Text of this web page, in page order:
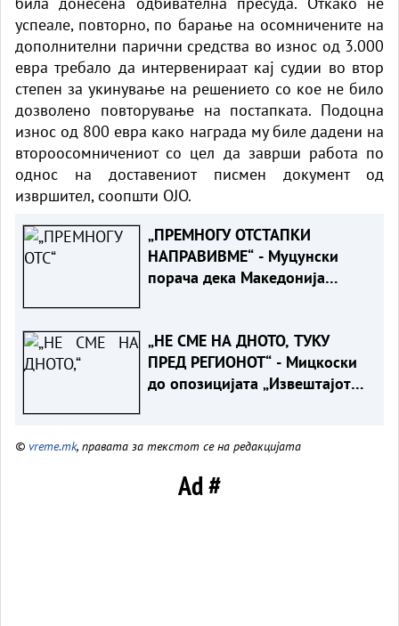
успеале, повторно, по барање на осомничените на
дополнителни парични средства во износ од 3.000
евра требало да интервенираат кај судии во втор
степен за укинување на решението со кое не било
дозволено повторување на постапката. Подоцна
износ од 800 евра како награда му биле дадени на
второосомничениот со цел да заврши работа по
однос на доставениот писмен документ од
извршител, соопшти ОЈО.
„ПРЕМНОГУ ОТСТАПКИ
НАПРАВИВМЕ“ - Муцунски
порача дека Македонија
Софија
„НЕ СМЕ НА ДНОТО, ТУКУ
ПРЕД РЕГИОНОТ“ - Мицкоски
до опозицијата „Извештајот
© vreme.mk, правата за текстот се на редакцијата
Ad #